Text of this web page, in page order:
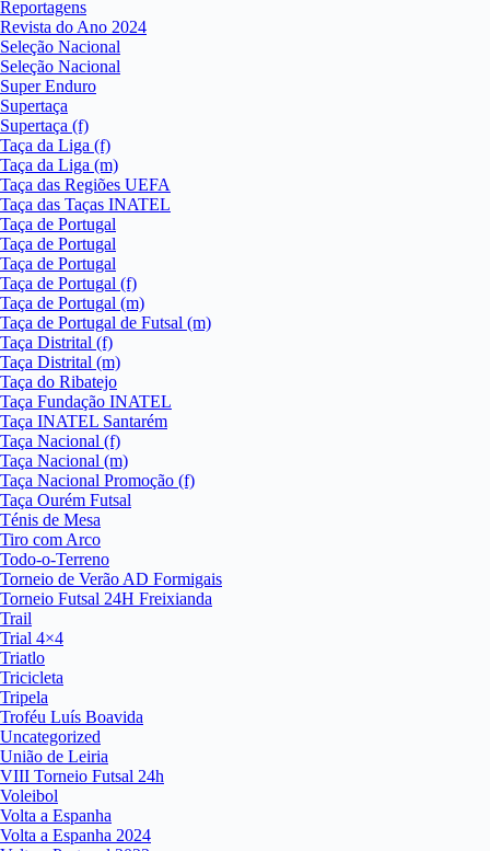
Reportagens
Revista do Ano 2024
Seleção Nacional
Seleção Nacional
Super Enduro
Supertaça
Supertaça (f)
Taça da Liga (f)
Taça da Liga (m)
Taça das Regiões UEFA
Taça das Taças INATEL
Taça de Portugal
Taça de Portugal
Taça de Portugal
Taça de Portugal (f)
Taça de Portugal (m)
Taça de Portugal de Futsal (m)
Taça Distrital (f)
Taça Distrital (m)
Taça do Ribatejo
Taça Fundação INATEL
Taça INATEL Santarém
Taça Nacional (f)
Taça Nacional (m)
Taça Nacional Promoção (f)
Taça Ourém Futsal
Ténis de Mesa
Tiro com Arco
Todo-o-Terreno
Torneio de Verão AD Formigais
Torneio Futsal 24H Freixianda
Trail
Trial 4×4
Triatlo
Tricicleta
Tripela
Troféu Luís Boavida
Uncategorized
União de Leiria
VIII Torneio Futsal 24h
Voleibol
Volta a Espanha
Volta a Espanha 2024